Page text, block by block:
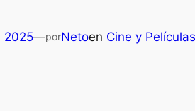
2025—porNetoen Cine y Películas